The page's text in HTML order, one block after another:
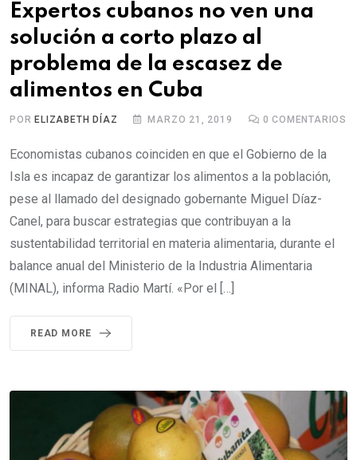
Expertos cubanos no ven una
solución a corto plazo al
problema de la escasez de
alimentos en Cuba
PORELIZABETH DÍAZ MARZO 21, 2019 0 COMENTARIOS
Economistas cubanos coinciden en que el Gobierno de la
Isla es incapaz de garantizar los alimentos a la población,
pese al llamado del designado gobernante Miguel Díaz-
Canel, para buscar estrategias que contribuyan a la
sustentabilidad territorial en materia alimentaria, durante el
balance anual del Ministerio de la Industria Alimentaria
(MINAL), informa Radio Martí. «Por el […]
READ MORE